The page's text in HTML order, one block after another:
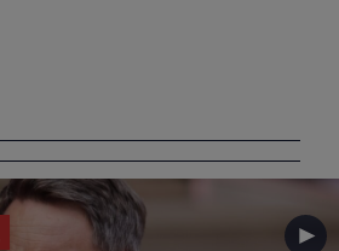
►